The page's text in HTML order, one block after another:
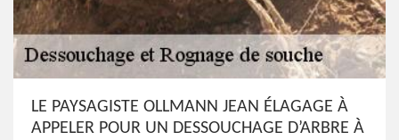
LE PAYSAGISTE OLLMANN JEAN ÉLAGAGE À
APPELER POUR UN DESSOUCHAGE D’ARBRE À